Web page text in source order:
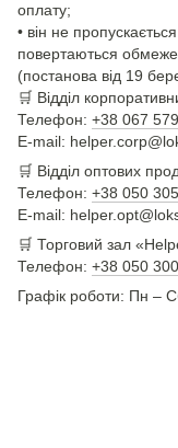
оплату;
• він не
повертаються
(постанова від 19
🛒 Відділ
Телефон: +38 067
E-mail:
🛒 Відділ оптових
Телефон: +38 050
E-mail:
🛒 Торговий зал
Телефон: +38 050
Графік роботи: Пн –